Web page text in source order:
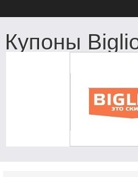
Купоны